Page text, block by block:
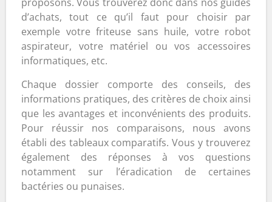
d’achats, tout ce qu’il faut pour choisir par
exemple votre friteuse sans huile, votre robot
aspirateur, votre matériel ou vos accessoires
informatiques, etc.
Chaque dossier comporte des conseils, des
informations pratiques, des critères de choix ainsi
que les avantages et inconvénients des produits.
Pour réussir nos comparaisons, nous avons
établi des tableaux comparatifs. Vous y trouverez
également des réponses à vos questions
notamment sur l’éradication de certaines
bactéries ou punaises.